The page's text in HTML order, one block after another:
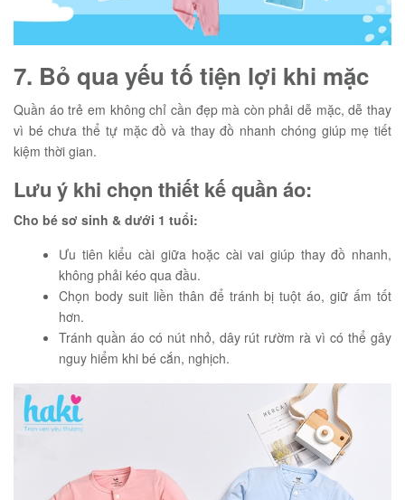
7. Bỏ qua yếu tố tiện lợi khi mặc
Quần áo trẻ em không chỉ cần đẹp mà còn phải dễ mặc, dễ thay
vì bé chưa thể tự mặc đồ và thay đồ nhanh chóng giúp mẹ tiết
kiệm thời gian.
Lưu ý khi chọn thiết kế quần áo:
Cho bé sơ sinh & dưới 1 tuổi:
Ưu tiên kiểu cài giữa hoặc cài vai giúp thay đồ nhanh,
không phải kéo qua đầu.
Chọn body suit liền thân để tránh bị tuột áo, giữ ấm tốt
hơn.
Tránh quần áo có nút nhỏ, dây rút rườm rà vì có thể gây
nguy hiểm khi bé cắn, nghịch.